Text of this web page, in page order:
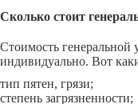
Сколько стоит
Стоимость генеральной
индивидуально. Вот
тип пятен, грязи;
степень загрязненности;